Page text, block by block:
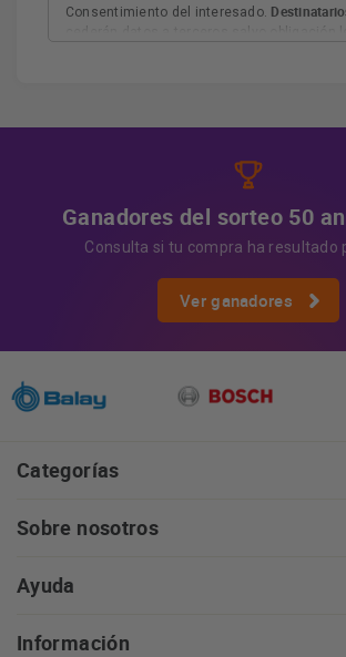
Consentimiento del interesado.
Ganadores del sorteo 50
Consulta si tu compra ha resultado
Ver ganadores
Categorías
Sobre nosotros
Ayuda
Información